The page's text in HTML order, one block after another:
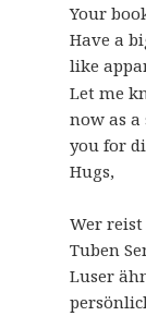
Your
Have a
like
Let me
now as
you for
Hugs,
Wer
Tuben
Luser